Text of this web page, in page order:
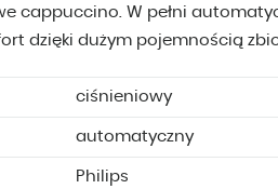
cappuccino. W pełni
dzięki dużym pojemnością
ciśnieniowy
automatyczny
Philips